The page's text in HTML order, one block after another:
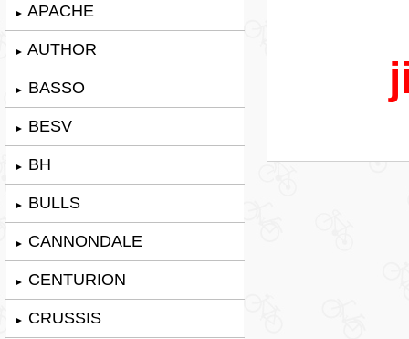
► APACHE
► AUTHOR
► BASSO
► BESV
► BH
► BULLS
► CANNONDALE
► CENTURION
► CRUSSIS